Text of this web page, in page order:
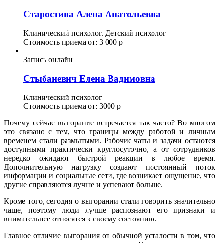
Старостина Алена Анатольевна
Клинический психолог. Детский психолог
Стоимость приема от: 3 000 р
Запись онлайн
Стыбаневич Елена Вадимовна
Клинический психолог
Стоимость приема от: 3000 р
Почему сейчас выгорание встречается так часто? Во многом
это связано с тем, что границы между работой и личным
временем стали размытыми. Рабочие чаты и задачи остаются
доступными практически круглосуточно, а от сотрудников
нередко ожидают быстрой реакции в любое время.
Дополнительную нагрузку создают постоянный поток
информации и социальные сети, где возникает ощущение, что
другие справляются лучше и успевают больше.
Кроме того, сегодня о выгорании стали говорить значительно
чаще, поэтому люди лучше распознают его признаки и
внимательнее относятся к своему состоянию.
Главное отличие выгорания от обычной усталости в том, что